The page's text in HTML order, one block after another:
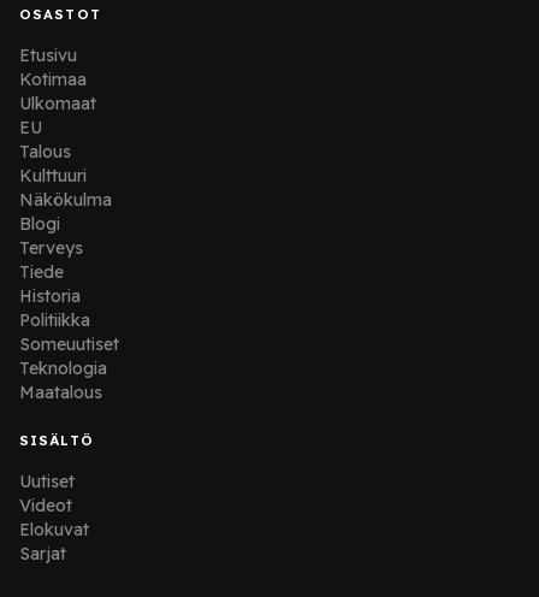
OSASTOT
Etusivu
Kotimaa
Ulkomaat
EU
Talous
Kulttuuri
Näkökulma
Blogi
Terveys
Tiede
Historia
Politiikka
Someuutiset
Teknologia
Maatalous
SISÄLTÖ
Uutiset
Videot
Elokuvat
Sarjat